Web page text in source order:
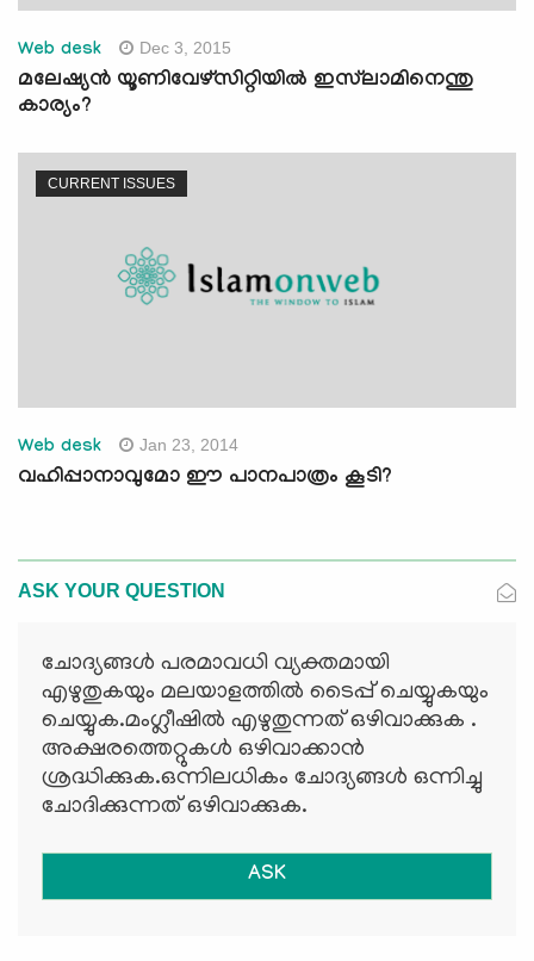
Web desk Dec 3, 2015
മലേഷ്യന്‍ യൂണിവേഴ്‌സിറ്റിയില്‍ ഇസ്‌ലാമിനെന്തു
കാര്യം?
CURRENT ISSUES
Web desk Jan 23, 2014
വഹിപ്പാനാവുമോ ഈ പാനപാത്രം കൂടി?
ASK YOUR QUESTION
ചോദ്യങ്ങള്‍ പരമാവധി വ്യക്തമായി
എഴുതുകയും മലയാളത്തില്‍ ടൈപ്പ് ചെയ്യുകയും
ചെയ്യുക.മംഗ്ലീഷില്‍ എഴുതുന്നത് ഒഴിവാക്കുക .
അക്ഷരത്തെറ്റുകള്‍ ഒഴിവാക്കാന്‍
ശ്രദ്ധിക്കുക.ഒന്നിലധികം ചോദ്യങ്ങള്‍ ഒന്നിച്ചു
ചോദിക്കുന്നത് ഒഴിവാക്കുക.
ASK